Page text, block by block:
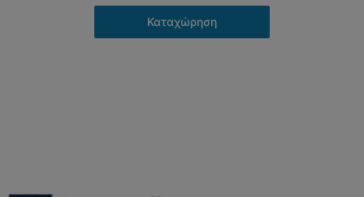
Καταχώρηση